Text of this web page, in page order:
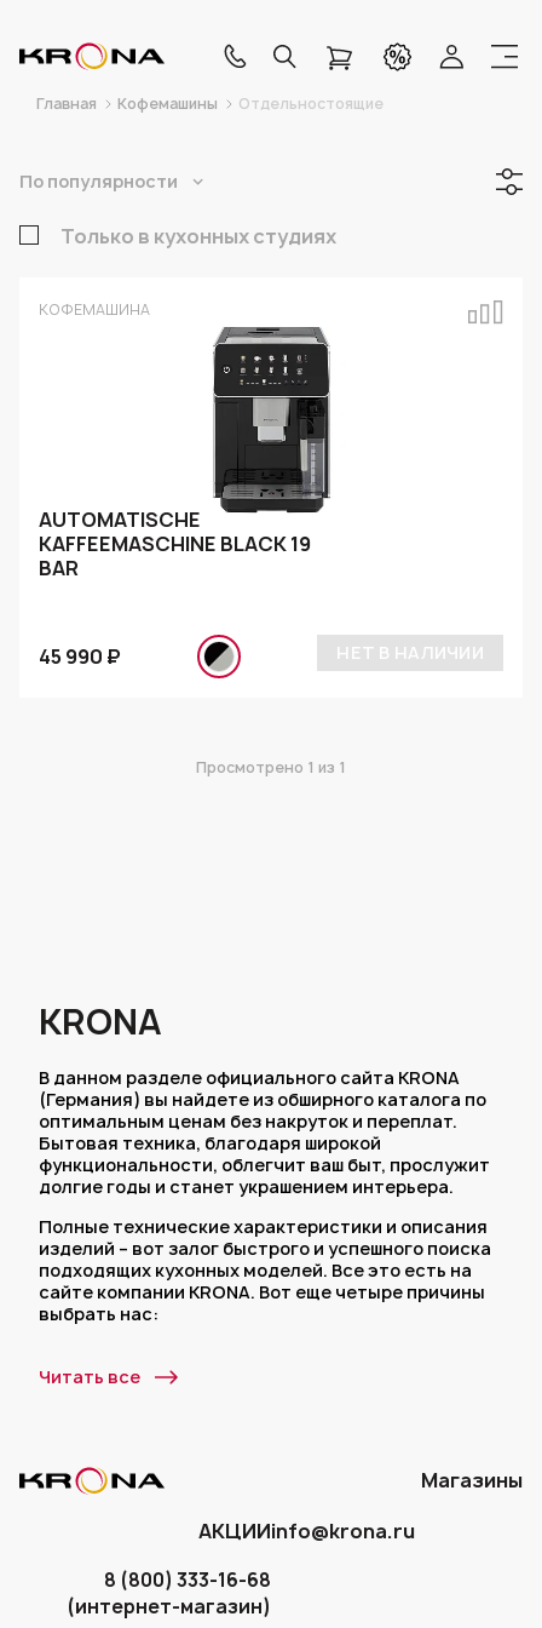
Главная Кофемашины Отдельностоящие
По популярности
Только в кухонных студиях
КОФЕМАШИНА
AUTOMATISCHE
KAFFEEMASCHINE BLACK 19
BAR
45 990 ₽ НЕТ В НАЛИЧИИ
Просмотрено 1 из 1
KRONA
В данном разделе официального сайта KRONA
(Германия) вы найдете из обширного каталога по
оптимальным ценам без накруток и переплат.
Бытовая техника, благодаря широкой
функциональности, облегчит ваш быт, прослужит
долгие годы и станет украшением интерьера.
Полные технические характеристики и описания
изделий – вот залог быстрого и успешного поиска
подходящих кухонных моделей. Все это есть на
сайте компании KRONA. Вот еще четыре причины
выбрать нас:
Широкая география сервисных центров
разработали десятки моделей бытовой
товарную линейку;
счастливым обладателем электроники от
нашей торговой марки.
Читать все
Магазины
АКЦИИinfo@krona.ru
8 (800) 333-16-68
(интернет-магазин)